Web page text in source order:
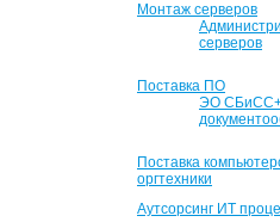
Монтаж серверов
серверов
Поставка ПО
ЭО
Поставка
оргтехники
Аутсорсинг ИТ